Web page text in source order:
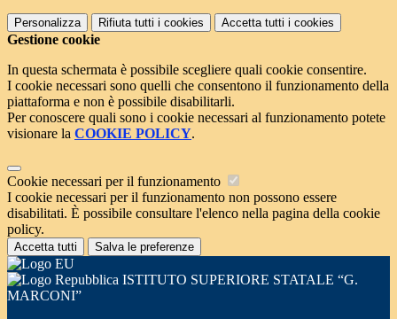
Personalizza Rifiuta tutti i cookies Accetta tutti i cookies
Gestione cookie
In questa schermata è possibile scegliere quali cookie consentire.
I cookie necessari sono quelli che consentono il funzionamento della
piattaforma e non è possibile disabilitarli.
Per conoscere quali sono i cookie necessari al funzionamento potete
visionare la COOKIE POLICY.
Cookie necessari per il funzionamento
I cookie necessari per il funzionamento non possono essere
disabilitati. È possibile consultare l'elenco nella pagina della cookie
policy.
Accetta tutti Salva le preferenze
ISTITUTO SUPERIORE STATALE “G.
MARCONI”